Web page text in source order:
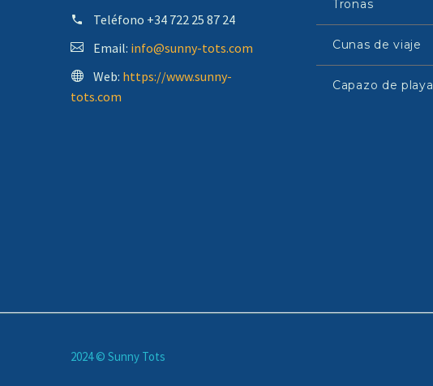
Teléfono +34 722 25 87 24
Email: info@sunny-tots.com
Web: https://www.sunny-
tots.com
Tronas
Cunas de viaje
Capazo de playa
2024 © Sunny Tots